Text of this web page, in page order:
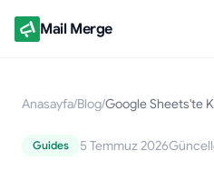
Mail Merge
Anasayfa/Blog/
Guides 5 Temmuz 2026